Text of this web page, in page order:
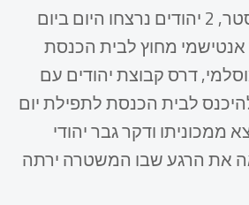
פיגוע טרור במנצ'סטר, 2 יהודים נרצחו היום ביום
אנטישמי מחוץ לבית הכנסת
דרס קבוצת יהודים עם
לבית הכנסת לתפילת יום
ממכוניתו ודקר גבר יהודי
את הרגע שבו המשטרה ירתה